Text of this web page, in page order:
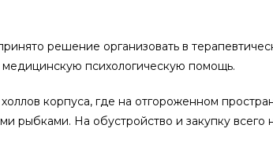
решение организовать в
психологическую помощь.
корпуса, где на отгороженном
рыбками. На обустройство и закупку